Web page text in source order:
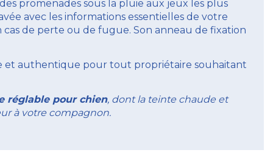
promenades sous la pluie aux jeux les plus
avec les informations essentielles de votre
de perte ou de fugue. Son anneau de fixation
et authentique pour tout propriétaire souhaitant
réglable pour chien, dont la teinte chaude et
à votre compagnon.